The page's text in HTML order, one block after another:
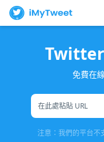
Twitter
免費在
注意：我們的平台不